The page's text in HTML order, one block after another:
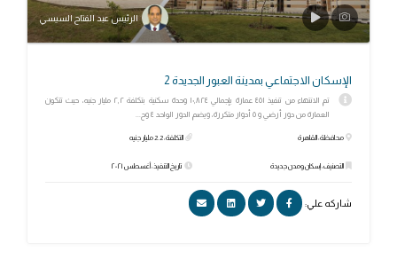
الرئيس عبد الفتاح السيسي
الإسكان الاجتماعي بمدينة العبور الجديدة 2
تم الانتهاء من تنفيذ ٤٥١ عمارة بإجمالي ١٠,٨٢٤ وحدة سكنية بتكلفة ٢,٢ مليار جنيه، حيث تتكون
العمارة من دور أرضي و ٥ أدوار متكررة، ويضم الدور الواحد ٤ وح...
محافظة: القاهرة
التصنيف: إسكان ومدن جديدة
التكلفة: 2.2 مليار جنيه
تاريخ التنفيذ: أغسطس ٢٠٢١
شاركه علي: